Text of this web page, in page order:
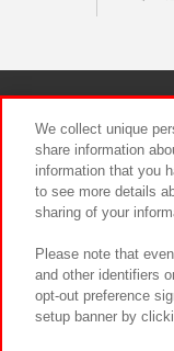
We collect unique
share information
information that you
to see more details
sharing of your
Please note that
and other identifiers
opt-out preference
setup banner by